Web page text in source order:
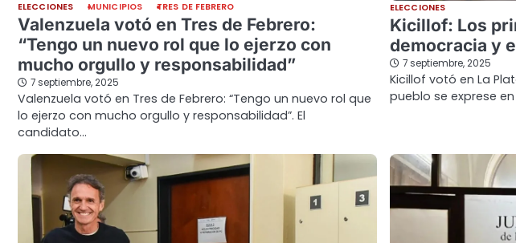
ELECCIONES MUNICIPIOS TRES DE FEBRERO
Valenzuela votó en Tres de Febrero:
“Tengo un nuevo rol que lo ejerzo con
mucho orgullo y responsabilidad”
7 septiembre, 2025
Valenzuela votó en Tres de Febrero: “Tengo un nuevo rol que
lo ejerzo con mucho orgullo y responsabilidad”. El
candidato…
ELECCIONES
Kicillof: Los
democracia y
7 septiembre, 2025
Kicillof votó en La
pueblo se exprese